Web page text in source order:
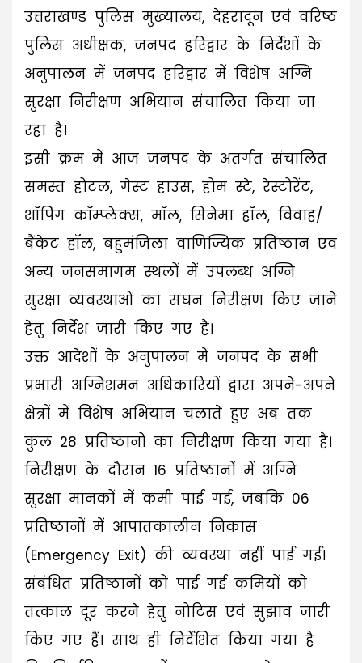
उत्तराखण्ड पुलिस मुख्यालय, देहरादून एवं वरिष्ठ
पुलिस अधीक्षक, जनपद हरिद्वार के निर्देशों के
अनुपालन में जनपद हरिद्वार में विशेष अग्नि
सुरक्षा निरीक्षण अभियान संचालित किया जा
रहा है।
इसी क्रम में आज जनपद के अंतर्गत संचालित
समस्त होटल, गेस्ट हाउस, होम स्टे, रेस्टोरेंट,
शॉपिंग कॉम्प्लेक्स, मॉल, सिनेमा हॉल, विवाह/
बैंकेट हॉल, बहुमंजिला वाणिज्यिक प्रतिष्ठान एवं
अन्य जनसमागम स्थलों में उपलब्ध अग्नि
सुरक्षा व्यवस्थाओं का सघन निरीक्षण किए जाने
हेतु निर्देश जारी किए गए हैं।
उक्त आदेशों के अनुपालन में जनपद के सभी
प्रभारी अग्निशमन अधिकारियों द्वारा अपने-अपने
क्षेत्रों में विशेष अभियान चलाते हुए अब तक
कुल 28 प्रतिष्ठानों का निरीक्षण किया गया है।
निरीक्षण के दौरान 16 प्रतिष्ठानों में अग्नि
सुरक्षा मानकों में कमी पाई गई, जबकि 06
प्रतिष्ठानों में आपातकालीन निकास
(Emergency Exit) की व्यवस्था नहीं पाई गई।
संबंधित प्रतिष्ठानों को पाई गई कमियों को
तत्काल दूर करने हेतु नोटिस एवं सुझाव जारी
किए गए हैं। साथ ही निर्देशित किया गया है